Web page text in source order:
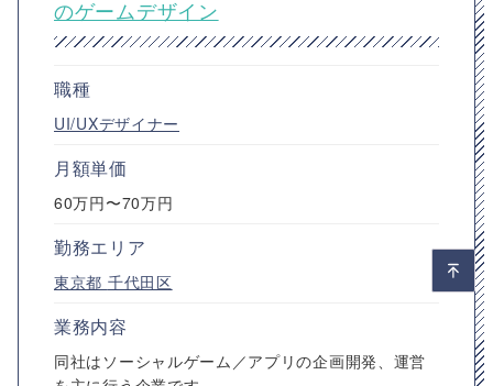
のゲームデザイン
職種
UI/UXデザイナー
月額単価
60万円〜70万円
勤務エリア
東京都 千代田区
業務内容
同社はソーシャルゲーム／アプリの企画開発、運営